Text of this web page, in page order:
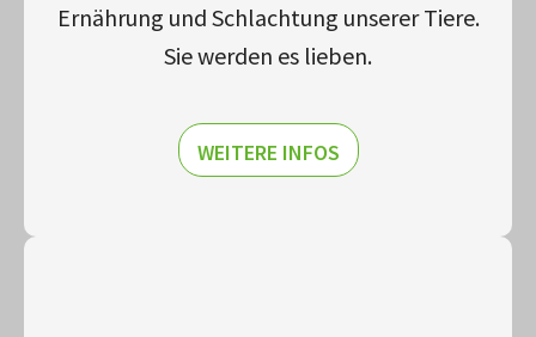
Ernährung und Schlachtung unserer Tiere.
Sie werden es lieben.
WEITERE INFOS